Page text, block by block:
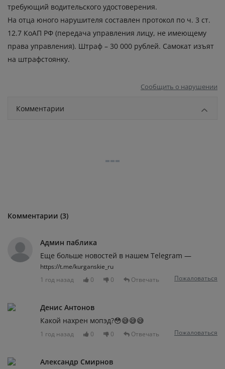
требующий водительского удостоверения.
На отца юного нарушителя составлен протокол по ч. 3 ст.
12.7 КоАП РФ (передача управления лицу, не имеющему
права управления). Штраф – 30 000 рублей. Самокат изъят
на штрафстоянку.
Сообщить о нарушении
Комментарии
Комментарии (3)
Админ паблика
Еще больше новостей в нашем Telegram —
https://t.me/kurganskie_ru
1 год назад
0 0 Отвечать Пожаловаться
Денис Антонов
Какой нахрен мопэд?😳😅😅😅
1 год назад 0 0 Отвечать Пожаловаться
Александр Смирнов